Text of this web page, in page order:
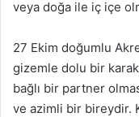
veya doğa ile iç içe
27 Ekim doğumlu
gizemle dolu bir
bağlı bir partner
ve azimli bir bireydir.